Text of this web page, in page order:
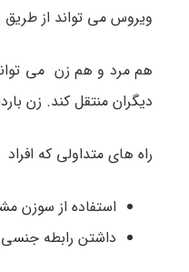
ویروس می تواند از
هم مرد و هم زن می
دیگران منتقل کند. زن
راه های متداولی که
استفاده از سوزن
داشتن رابطه